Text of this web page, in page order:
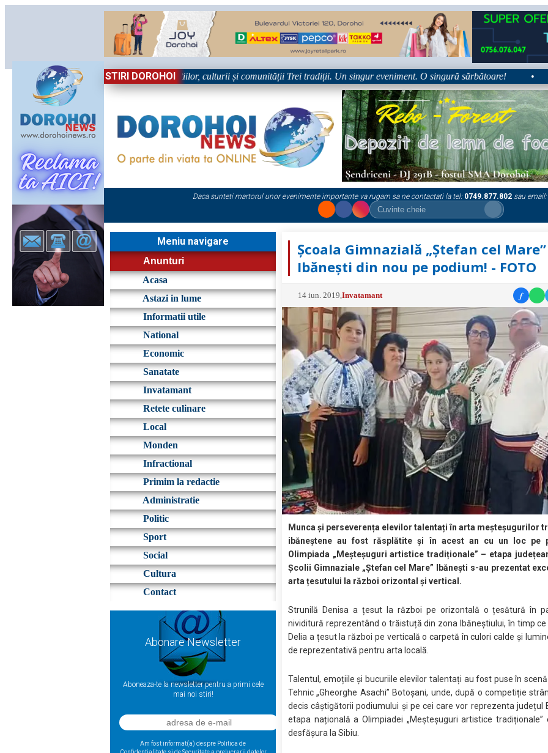
STIRI DOROHOI
Sărbătoare!” – trei zile dedicate tradițiilor, culturii și comunității Trei tradiții. Un singur eveniment. O singură sărbătoare! •
Daca sunteti martorul unor evenimente importante va rugam sa ne contactati la tel: 0749.877.802 sau email:
Meniu navigare
Anunturi
Acasa
Astazi in lume
Informatii utile
National
Economic
Sanatate
Invatamant
Retete culinare
Local
Monden
Infractional
Primim la redactie
Administratie
Politic
Sport
Social
Cultura
Contact
Abonare Newsletter
Aboneaza-te la newsletter pentru a primi cele
mai noi stiri!
Am fost informat(a) despre Politica de
Școala Gimnazială „Ștefan cel Mare”
Ibănești din nou pe podium! - FOTO
14 iun. 2019 ,Invatamant f
Munca și perseverența elevilor talentați în arta meșteșugurilor
ibăneștene au fost răsplătite și în acest an cu un loc pe
Olimpiada „Meșteșuguri artistice tradiționale” – etapa
Școlii Gimnaziale „Ștefan cel Mare” Ibănești s-au prezentat
arta țesutului la război orizontal și vertical.
Strunilă Denisa a țesut la război pe orizontală o țesătură în
nividitură reprezentând o trăistuță din zona Ibăneștiului, în timp ce
Delia a țesut la război pe verticală o carpetă în culori calde și
de reprezentativă pentru arta locală.
Talentul, emoțiile și bucuriile elevilor talentați au fost puse în scenă
Tehnic „Gheorghe Asachi” Botoșani, unde, după o competiție
decis câștigătorii podiumului și pe cei care vor reprezenta județul
etapa națională a Olimpiadei „Meșteșuguri artistice tradiționale”
desfășura la Sibiu.